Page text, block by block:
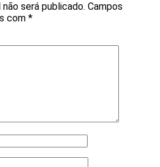
será publicado. Campos
com *